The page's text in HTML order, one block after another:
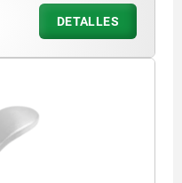
DETALLES